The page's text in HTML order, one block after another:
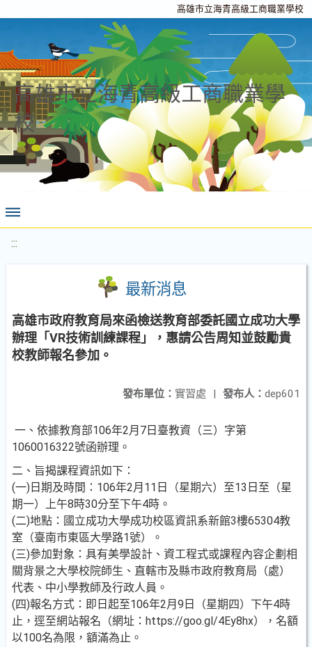
高雄市立海青高級工商職業學校
高雄市立海青高級工商職業學
校
:::
最新消息
高雄市政府教育局來函檢送教育部委託國立成功大學
辦理「VR技術訓練課程」，惠請公告周知並鼓勵貴
校教師報名參加。
發布人： dep601
發布單位： 實習處 |
一、依據教育部106年2月7日臺教資（三）字第
1060016322號函辦理。
二、旨揭課程資訊如下：
(一)日期及時間：106年2月11日（星期六）至13日至（星
期一）上午8時30分至下午4時。
(二)地點：國立成功大學成功校區資訊系新館3樓65304教
室（臺南市東區大學路1號）。
(三)參加對象：具有美學設計、資工程式或課程內容企劃相
關背景之大學校院師生、直轄市及縣巿政府教育局（處）
代表、中小學教師及行政人員。
(四)報名方式：即日起至106年2月9日（星期四）下午4時
止，逕至網站報名（網址：https://goo.gl/4Ey8hx），名額
以100名為限，額滿為止。